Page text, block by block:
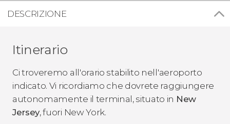
DESCRIZIONE
Itinerario
Ci troveremo all'orario stabilito nell'aeroporto
indicato. Vi ricordiamo che dovrete raggiungere
autonomamente il terminal, situato in New
Jersey, fuori New York.